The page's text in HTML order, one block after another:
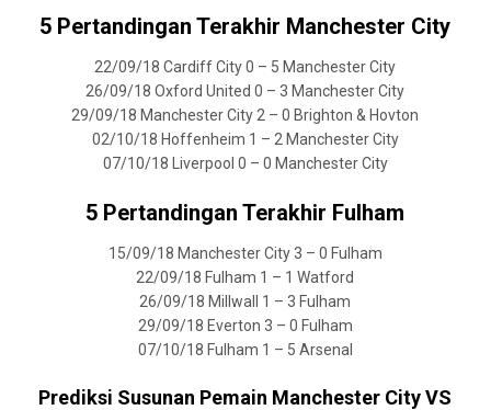
5 Pertandingan Terakhir Manchester City
22/09/18 Cardiff City 0 – 5 Manchester City
26/09/18 Oxford United 0 – 3 Manchester City
29/09/18 Manchester City 2 – 0 Brighton & Hovton
02/10/18 Hoffenheim 1 – 2 Manchester City
07/10/18 Liverpool 0 – 0 Manchester City
5 Pertandingan Terakhir Fulham
15/09/18 Manchester City 3 – 0 Fulham
22/09/18 Fulham 1 – 1 Watford
26/09/18 Millwall 1 – 3 Fulham
29/09/18 Everton 3 – 0 Fulham
07/10/18 Fulham 1 – 5 Arsenal
Prediksi Susunan Pemain Manchester City VS